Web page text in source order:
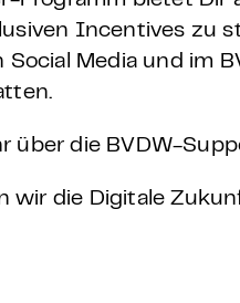
Incentives zu
Social Media und
über die BVDW-
wir die Digitale